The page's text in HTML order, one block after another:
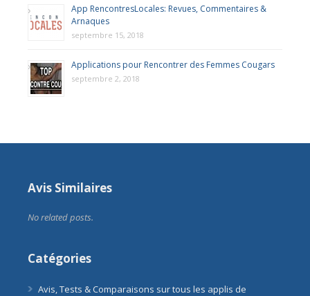
App RencontresLocales: Revues, Commentaires &
Arnaques
septembre 15, 2018
Applications pour Rencontrer des Femmes Cougars
septembre 2, 2018
Avis Similaires
No related posts.
Catégories
Avis, Tests & Comparaisons sur tous les applis de